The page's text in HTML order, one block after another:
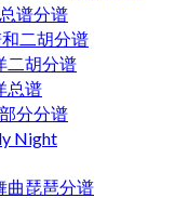
谱分谱
二胡分谱
二胡分谱
总谱
分分谱
Night
曲琵琶分谱